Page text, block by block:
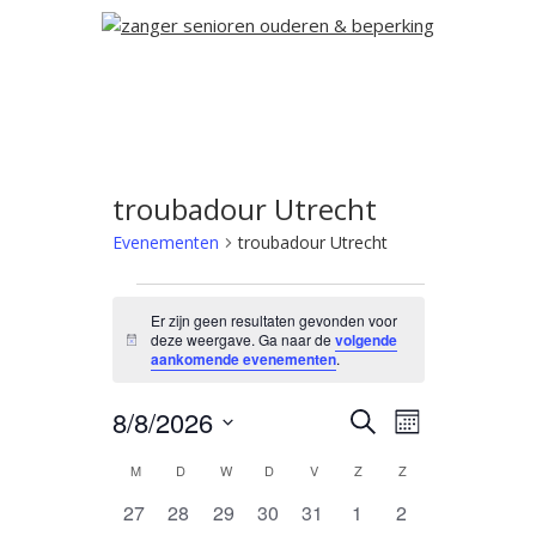
troubadour Utrecht
Evenementen troubadour Utrecht
Bericht
Er zijn geen resultaten gevonden voor
deze weergave. Ga naar de volgende
aankomende evenementen.
Evenementen
en
weergeven
ZOEKENEvenement
navigatie
MAAND
8/8/2026
een
datum.
Kalender
van
M D W D V Z Z
0
27
0
28
0
29
0
30
0
31
0
1
0
2